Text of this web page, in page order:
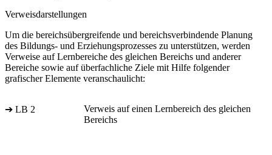
Verweisdarstellungen
Um die bereichsübergreifende und bereichsverbindende Planung
des Bildungs- und Erziehungsprozesses zu unterstützen, werden
Verweise auf Lernbereiche des gleichen Bereichs und anderer
Bereiche sowie auf überfachliche Ziele mit Hilfe folgender
grafischer Elemente veranschaulicht:
➔ LB 2
Verweis auf einen Lernbereich des gleichen
Bereichs